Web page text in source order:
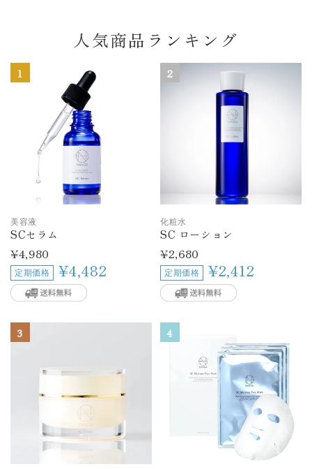
人気商品ランキング
1
美容液
SCセラム
通
常
価
格
¥4,980
定期価格 ¥4,482
2
化粧水
SC ローション
通
常
価
格
¥2,680
定期価格 ¥2,412
3 4